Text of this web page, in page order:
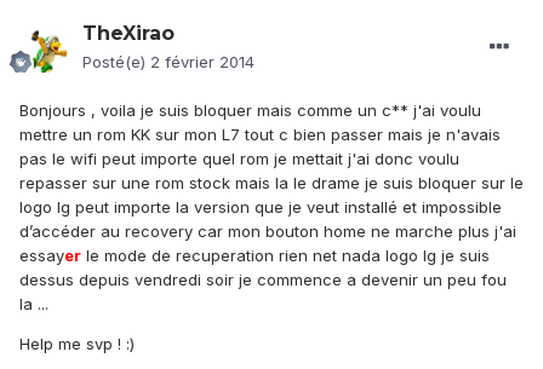
TheXirao
Posté(e) 2 février 2014
Bonjours , voila je suis bloquer mais comme un c** j'ai voulu
mettre un rom KK sur mon L7 tout c bien passer mais je n'avais
pas le wifi peut importe quel rom je mettait j'ai donc voulu
repasser sur une rom stock mais la le drame je suis bloquer sur le
logo lg peut importe la version que je veut installé et impossible
d’accéder au recovery car mon bouton home ne marche plus j'ai
essayer le mode de recuperation rien net nada logo lg je suis
dessus depuis vendredi soir je commence a devenir un peu fou
la ...
Help me svp ! :)